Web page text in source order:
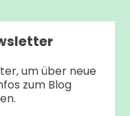
um über neue
zum Blog